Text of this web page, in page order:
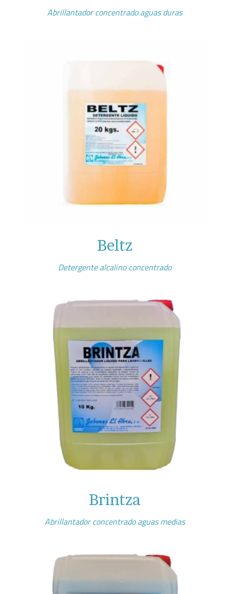
Abrillantador concentrado aguas duras
Beltz
Detergente alcalino concentrado
Brintza
Abrillantador concentrado aguas medias